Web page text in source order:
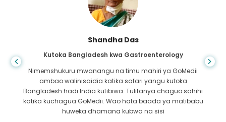
Shandha Das
Kutoka Bangladesh kwa Gastroenterology
Nimemshukuru mwanangu na timu mahiri ya GoMedii
ambao walinisaidia katika safari yangu kutoka
Bangladesh hadi India kutibiwa. Tulifanya chaguo sahihi
katika kuchagua GoMedii. Wao hata baada ya matibabu
huweka dhamana kubwa na sisi